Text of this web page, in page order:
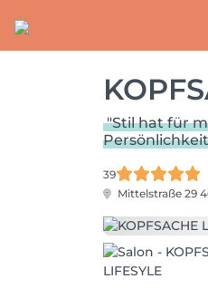
"Stil hat für
39
Mittelstraße 29